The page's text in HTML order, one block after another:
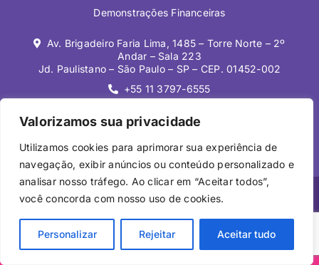
Valorizamos sua privacidade
Utilizamos cookies para aprimorar sua experiência de
navegação, exibir anúncios ou conteúdo personalizado e
analisar nosso tráfego. Ao clicar em “Aceitar todos”,
você concorda com nosso uso de cookies.
Personalizar Rejeitar Aceitar tudo
Demonstrações Financeiras
Av. Brigadeiro Faria Lima, 1485 – Torre Norte – 2º
Andar – Sala 223
Jd. Paulistano – São Paulo – SP – CEP. 01452-002
+55 11 3797-6555